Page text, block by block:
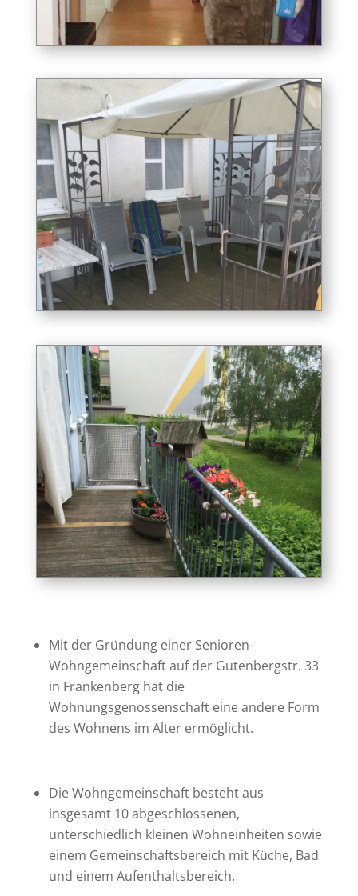
Mit der Gründung einer Senioren-
Wohngemeinschaft auf der Gutenbergstr. 33
in Frankenberg hat die
Wohnungsgenossenschaft eine andere Form
des Wohnens im Alter ermöglicht.
Die Wohngemeinschaft besteht aus
insgesamt 10 abgeschlossenen,
unterschiedlich kleinen Wohneinheiten sowie
einem Gemeinschaftsbereich mit Küche, Bad
und einem Aufenthaltsbereich.